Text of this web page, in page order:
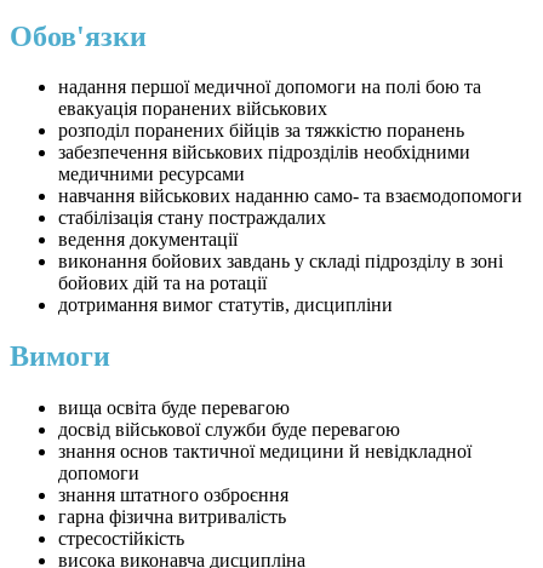
Обов'язки
надання першої медичної допомоги на полі бою та
евакуація поранених військових
розподіл поранених бійців за тяжкістю поранень
забезпечення військових підрозділів необхідними
медичними ресурсами
навчання військових наданню само- та взаємодопомоги
стабілізація стану постраждалих
ведення документації
виконання бойових завдань у складі підрозділу в зоні
бойових дій та на ротації
дотримання вимог статутів, дисципліни
Вимоги
вища освіта буде перевагою
досвід військової служби буде перевагою
знання основ тактичної медицини й невідкладної
допомоги
знання штатного озброєння
гарна фізична витривалість
стресостійкість
висока виконавча дисципліна